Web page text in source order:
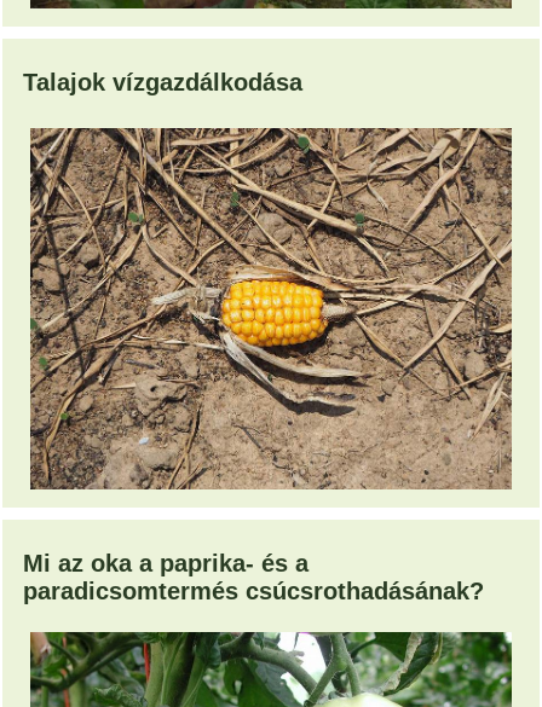
Talajok vízgazdálkodása
Mi az oka a paprika- és a
paradicsomtermés csúcsrothadásának?